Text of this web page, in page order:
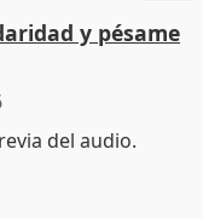
y pésame